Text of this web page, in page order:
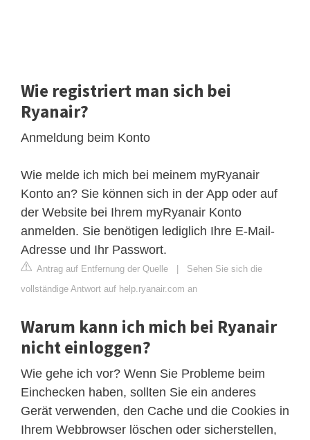
Wie registriert man sich bei
Ryanair?
Anmeldung beim Konto
Wie melde ich mich bei meinem myRyanair
Konto an? Sie können sich in der App oder auf
der Website bei Ihrem myRyanair Konto
anmelden. Sie benötigen lediglich Ihre E-Mail-
Adresse und Ihr Passwort.
Antrag auf Entfernung der Quelle | Sehen Sie sich die
vollständige Antwort auf help.ryanair.com an
Warum kann ich mich bei Ryanair
nicht einloggen?
Wie gehe ich vor? Wenn Sie Probleme beim
Einchecken haben, sollten Sie ein anderes
Gerät verwenden, den Cache und die Cookies in
Ihrem Webbrowser löschen oder sicherstellen,